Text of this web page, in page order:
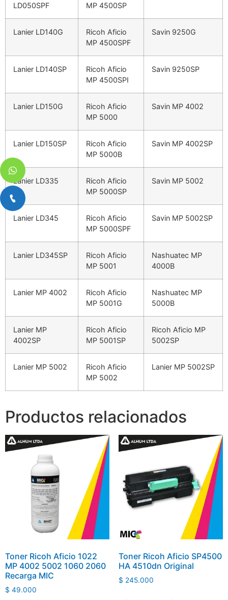
LD050SPF MP 4500SP
Lanier LD140G
Ricoh Aficio
MP 4500SPF
Savin 9250G
Lanier LD140SP
Ricoh Aficio
MP 4500SPI
Savin 9250SP
Lanier LD150G
Ricoh Aficio
MP 5000
Savin MP 4002
Lanier LD150SP
Ricoh Aficio
MP 5000B
Savin MP 4002SP
Lanier LD335
Ricoh Aficio
MP 5000SP
Savin MP 5002
Lanier LD345
Ricoh Aficio
MP 5000SPF
Savin MP 5002SP
Lanier LD345SP
Ricoh Aficio
MP 5001
Nashuatec MP
4000B
Lanier MP 4002
Ricoh Aficio
MP 5001G
Nashuatec MP
5000B
Lanier MP
4002SP
Ricoh Aficio
MP 5001SP
Ricoh Aficio MP
5002SP
Lanier MP 5002
Ricoh Aficio
MP 5002
Lanier MP 5002SP
Productos relacionados
Toner Ricoh Aficio 1022
MP 4002 5002 1060 2060
Recarga MIC
$ 49.000
Toner Ricoh Aficio SP4500
HA 4510dn Original
$ 245.000